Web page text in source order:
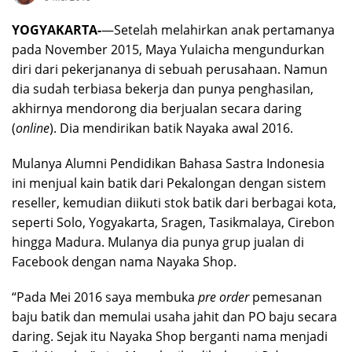
YOGYAKARTA-—Setelah melahirkan anak pertamanya
pada November 2015, Maya Yulaicha mengundurkan
diri dari pekerjananya di sebuah perusahaan. Namun
dia sudah terbiasa bekerja dan punya penghasilan,
akhirnya mendorong dia berjualan secara daring
(online). Dia mendirikan batik Nayaka awal 2016.
Mulanya Alumni Pendidikan Bahasa Sastra Indonesia
ini menjual kain batik dari Pekalongan dengan sistem
reseller, kemudian diikuti stok batik dari berbagai kota,
seperti Solo, Yogyakarta, Sragen, Tasikmalaya, Cirebon
hingga Madura. Mulanya dia punya grup jualan di
Facebook dengan nama Nayaka Shop.
“Pada Mei 2016 saya membuka pre orderpemesanan
baju batik dan memulai usaha jahit dan PO baju secara
daring. Sejak itu Nayaka Shop berganti nama menjadi